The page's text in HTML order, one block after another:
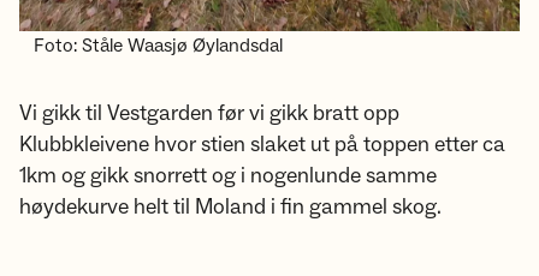
Foto: Ståle Waasjø Øylandsdal
Vi gikk til Vestgarden før vi gikk bratt opp
Klubbkleivene hvor stien slaket ut på toppen etter ca
1km og gikk snorrett og i nogenlunde samme
høydekurve helt til Moland i fin gammel skog.